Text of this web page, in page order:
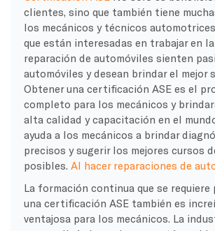
clientes, sino que también tiene
los mecánicos y técnicos
que están interesadas en trabajar en
reparación de automóviles sienten
automóviles y desean brindar el mejor
Obtener una certificación ASE es el
completo para los mecánicos y
alta calidad y capacitación en el
ayuda a los mecánicos a brindar
precisos y sugerir los mejores cursos
posibles. Al hacer reparaciones de
La formación continua que se requiere
una certificación ASE también es
ventajosa para los mecánicos. La